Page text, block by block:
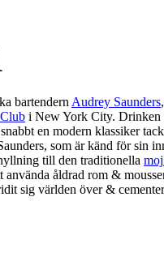
bartendern Audrey Saunders,
i New York City. Drinken
en modern klassiker
som är känd för sin
till den traditionella
åldrad rom &
sig världen över &